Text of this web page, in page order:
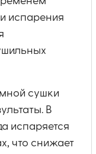
испарения
сушки
В
испаряется
что снижает